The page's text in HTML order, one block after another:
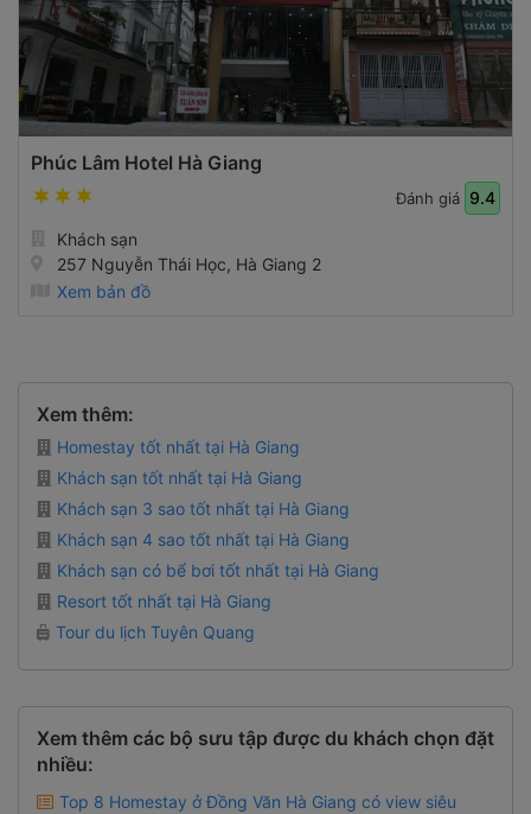
Phúc Lâm Hotel Hà Giang
Đánh giá 9.4
Khách sạn
257 Nguyễn Thái Học, Hà Giang 2
Xem bản đồ
Xem thêm:
Homestay tốt nhất tại Hà Giang
Khách sạn tốt nhất tại Hà Giang
Khách sạn 3 sao tốt nhất tại Hà Giang
Khách sạn 4 sao tốt nhất tại Hà Giang
Khách sạn có bể bơi tốt nhất tại Hà Giang
Resort tốt nhất tại Hà Giang
Tour du lịch Tuyên Quang
Xem thêm các bộ sưu tập được du khách chọn đặt
nhiều:
Top 8 Homestay ở Đồng Văn Hà Giang có view siêu